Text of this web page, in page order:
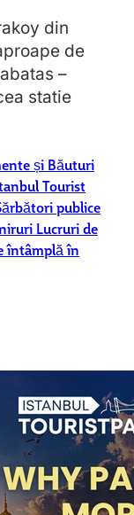
din
de
–
statie
și Băuturi
Tourist
publice
Lucruri de
întâmplă în